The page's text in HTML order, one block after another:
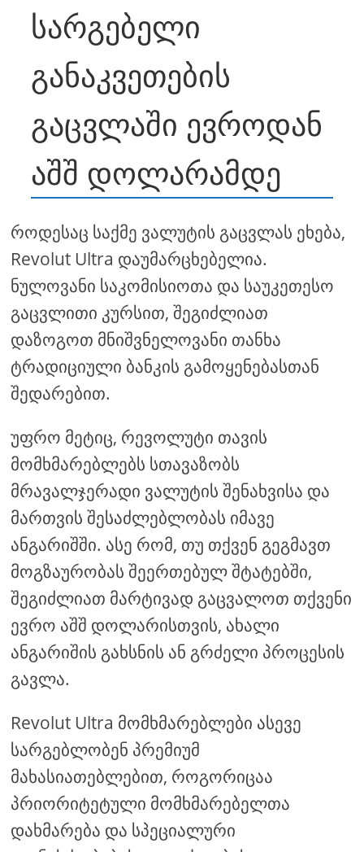
სარგებელი
განაკვეთების
გაცვლაში ევროდან
აშშ დოლარამდე
როდესაც საქმე ვალუტის გაცვლას ეხება,
Revolut Ultra დაუმარცხებელია.
ნულოვანი საკომისიოთა და საუკეთესო
გაცვლითი კურსით, შეგიძლიათ
დაზოგოთ მნიშვნელოვანი თანხა
ტრადიციული ბანკის გამოყენებასთან
შედარებით.
უფრო მეტიც, რევოლუტი თავის
მომხმარებლებს სთავაზობს
მრავალჯერადი ვალუტის შენახვისა და
მართვის შესაძლებლობას იმავე
ანგარიშში. ასე რომ, თუ თქვენ გეგმავთ
მოგზაურობას შეერთებულ შტატებში,
შეგიძლიათ მარტივად გაცვალოთ თქვენი
ევრო აშშ დოლარისთვის, ახალი
ანგარიშის გახსნის ან გრძელი პროცესის
გავლა.
Revolut Ultra მომხმარებლები ასევე
სარგებლობენ პრემიუმ
მახასიათებლებით, როგორიცაა
პრიორიტეტული მომხმარებელთა
დახმარება და სპეციალური